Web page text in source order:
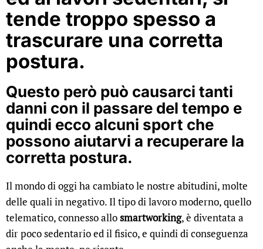
tende troppo spesso a
trascurare una corretta
postura.
Questo però può causarci tanti
danni con il passare del tempo e
quindi ecco alcuni sport che
possono aiutarvi a recuperare la
corretta postura.
Il mondo di oggi ha cambiato le nostre abitudini, molte
delle quali in negativo. Il tipo di lavoro moderno, quello
telematico, connesso allosmartworking, è diventata a
dir poco sedentario ed il fisico, e quindi di conseguenza